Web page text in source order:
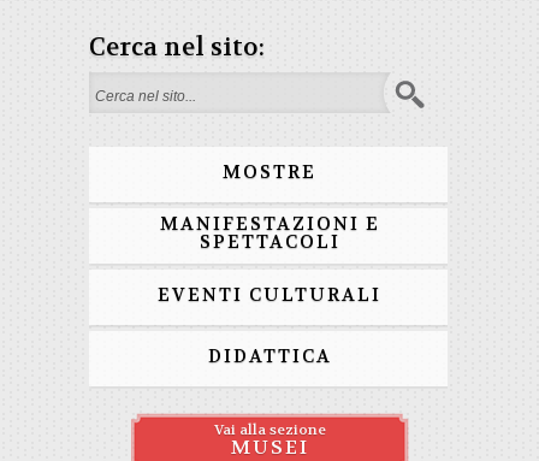
Cerca nel sito:
Search form
MOSTRE
MANIFESTAZIONI E
SPETTACOLI
EVENTI CULTURALI
DIDATTICA
Vai alla sezione
MUSEI